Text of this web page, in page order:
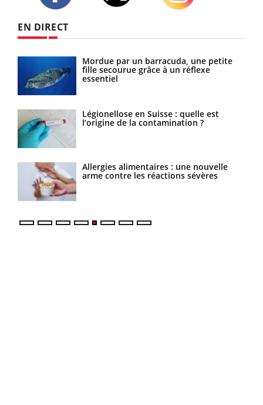
EN DIRECT
Mordue par un barracuda, une petite
fille secourue grâce à un réflexe
essentiel
Légionellose en Suisse : quelle est
l’origine de la contamination ?
Allergies alimentaires : une nouvelle
arme contre les réactions sévères